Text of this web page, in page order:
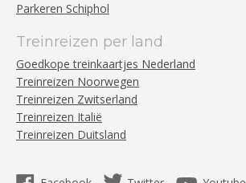
Parkeren Schiphol
Treinreizen per land
Goedkope treinkaartjes Nederland
Treinreizen Noorwegen
Treinreizen Zwitserland
Treinreizen Italië
Treinreizen Duitsland